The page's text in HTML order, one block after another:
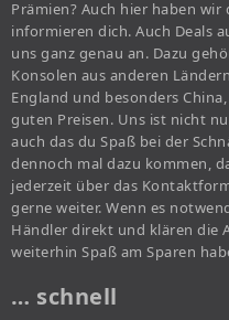
Prämien? Auch hier haben
informieren dich. Auch Deals
uns ganz genau an. Dazu
Konsolen aus anderen
England und besonders
guten Preisen. Uns ist nicht
auch das du Spaß bei der
dennoch mal dazu kommen,
jederzeit über das
gerne weiter. Wenn es
Händler direkt und klären die
weiterhin Spaß am Sparen
… schnell